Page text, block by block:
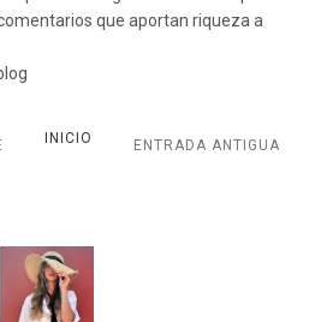
que aportan riqueza a
ENTRADA ANTIGUA
INICIO